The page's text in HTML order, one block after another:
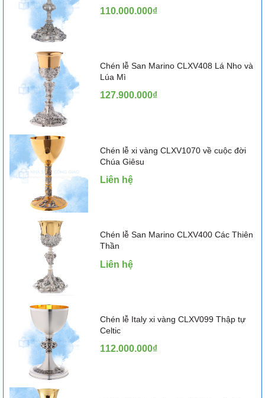
110.000.000₫
Chén lễ San Marino CLXV408 Lá Nho và
Lúa Mì
127.900.000₫
Chén lễ xi vàng CLXV1070 về cuộc đời
Chúa Giêsu
Liên hệ
Chén lễ San Marino CLXV400 Các Thiên
Thần
Liên hệ
Chén lễ Italy xi vàng CLXV099 Thập tự
Celtic
112.000.000₫